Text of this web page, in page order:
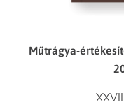
Műtrágya-